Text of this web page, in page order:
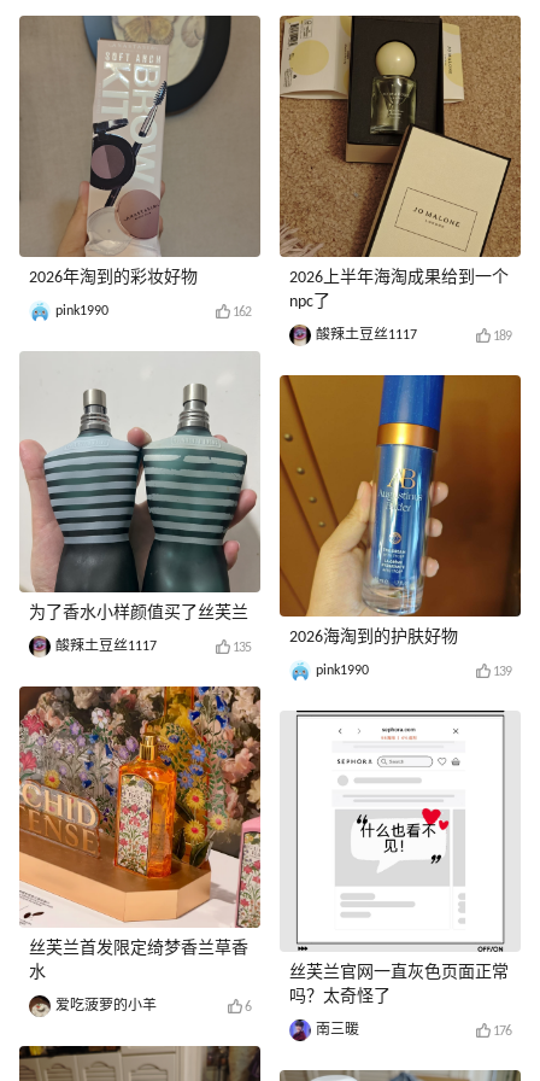
2026年淘到的彩妆好物
pink1990 162
为了香水小样颜值买了丝芙兰
酸辣土豆丝1117 135
丝芙兰首发限定绮梦香兰草香
水
爱吃菠萝的小羊 6
2026上半年海淘成果给到一个
npc了
酸辣土豆丝1117 189
2026海淘到的护肤好物
pink1990 139
丝芙兰官网一直灰色页面正常
吗？太奇怪了
南三暖 176